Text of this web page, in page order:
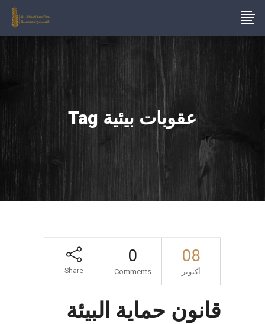
عقوبات بيئية Tag
08
أكتوبر
0
Comments
Share
قانون حماية البيئة